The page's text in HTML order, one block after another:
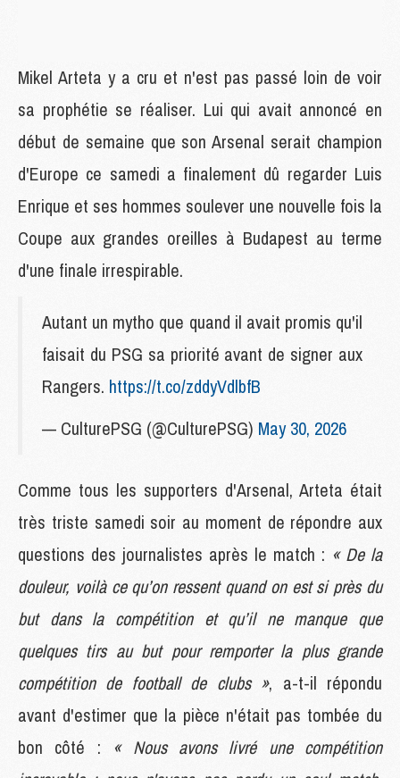
Mikel Arteta y a cru et n'est pas passé loin de voir
sa prophétie se réaliser. Lui qui avait annoncé en
début de semaine que son Arsenal serait champion
d'Europe ce samedi a finalement dû regarder Luis
Enrique et ses hommes soulever une nouvelle fois la
Coupe aux grandes oreilles à Budapest au terme
d'une finale irrespirable.
Autant un mytho que quand il avait promis qu'il
faisait du PSG sa priorité avant de signer aux
Rangers. https://t.co/zddyVdlbfB
— CulturePSG (@CulturePSG) May 30, 2026
Comme tous les supporters d'Arsenal, Arteta était
très triste samedi soir au moment de répondre aux
questions des journalistes après le match : « De la
douleur, voilà ce qu’on ressent quand on est si près du
but dans la compétition et qu’il ne manque que
quelques tirs au but pour remporter la plus grande
compétition de football de clubs », a-t-il répondu
avant d'estimer que la pièce n'était pas tombée du
bon côté : « Nous avons livré une compétition